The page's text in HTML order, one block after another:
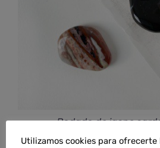
Rodado de jaspe
€8,00 IVA
Utilizamos cookies para